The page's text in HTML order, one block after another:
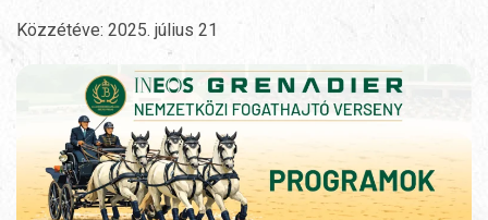
Közzétéve: 2025. július 21